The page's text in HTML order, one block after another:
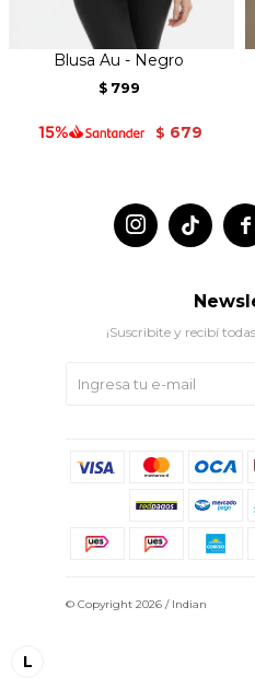
L
Blusa Au - Negro
$ 799
$ 679


¡Suscribite y recibí
© Copyright 2026 / Indian